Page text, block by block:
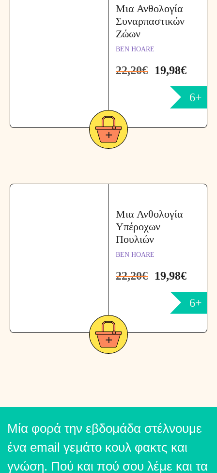
Μια Ανθολογία
Συναρπαστικών
Ζώων
BEN HOARE
22,20€ 19,98€
6+
Μια Ανθολογία
Υπέροχων
Πουλιών
BEN HOARE
22,20€ 19,98€
6+
Μία φορά την εβδομάδα στέλνουμε
ένα email γεμάτο κουλ φακτς και
γνώση. Πού και πού σου λέμε και τα